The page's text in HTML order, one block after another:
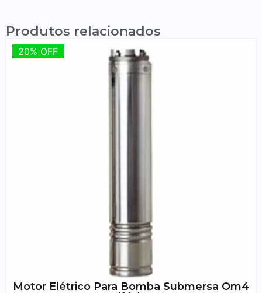
Produtos relacionados
20% OFF
20% OFF
Motor Elétrico Para Bomba Submersa Om4